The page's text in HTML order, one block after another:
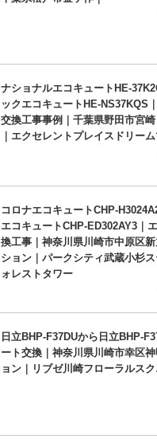
ナショナルエコキュートHE-
ックエコキュートHE-NS37KQS
交換工事事例｜千葉県野田市宮
｜エクセレントプレイスドリー
コロナエコキュートCHP-
エコキュートCHP-ED302AY3｜
換工事｜神奈川県川崎市中原区
ション｜パークシティ武蔵小杉
ォレストタワー
日立BHP-F37DUから日立BHP-
ート交換｜神奈川県川崎市幸区
ョン｜リブゼ川崎フローラルス